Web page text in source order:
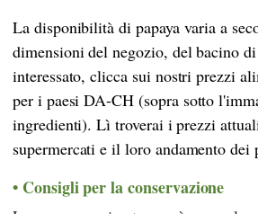
La disponibilità di papaya varia a
dimensioni del negozio, del bacino
interessato, clicca sui nostri prezzi
per i paesi DA-CH (sopra sotto
ingredienti). Lì troverai i prezzi
supermercati e il loro andamento dei
Consigli per la conservazione